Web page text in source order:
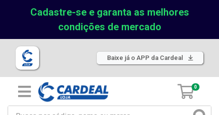
Cadastre-se e garanta as melhores
condições de mercado
Baixe já o APP da Cardeal
0